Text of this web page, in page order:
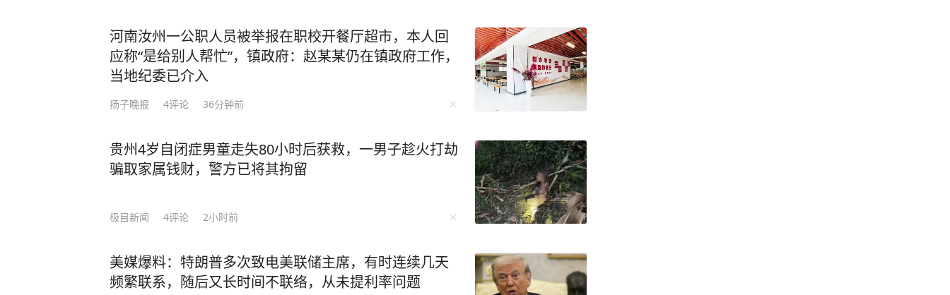
河南汝州一公职人员被举报在职校开餐厅超市，本人回
应称“是给别人帮忙”，镇政府：赵某某仍在镇政府工作，
当地纪委已介入
扬子晚报 4评论 36分钟前
贵州4岁自闭症男童走失80小时后获救，一男子趁火打劫
骗取家属钱财，警方已将其拘留
极目新闻 4评论 2小时前
美媒爆料：特朗普多次致电美联储主席，有时连续几天
频繁联系，随后又长时间不联络，从未提利率问题